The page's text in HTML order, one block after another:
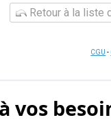
Retour à la liste
CGU -
vos